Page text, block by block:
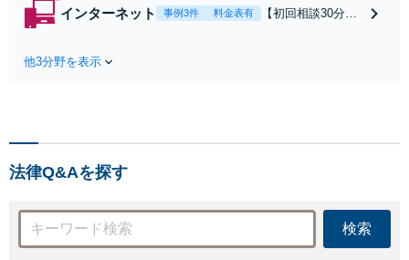
れたら、サインす
インターネット 事例3件 料金表有
【初回相談30分無
お店の風評被害対
応可：開示請求の
意見照会が来たと
きの対処法、被害
他3分野を表示
法律Q&Aを探す
検索